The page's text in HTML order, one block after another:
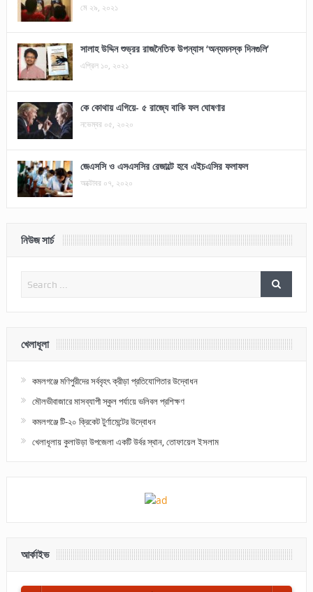
মে ২৯, ২০২১
সালাহ উদ্দিন শুভ্রর রাজনৈতিক উপন্যাস ‘অন্যমনস্ক দিনগুলি’
এপ্রিল ১০, ২০২১
কে কোথায় এগিয়ে- ৫ রাজ্যে বাকি ফল ঘোষণার
নভেম্বর ০৫, ২০২০
জেএসসি ও এসএসসির রেজাল্টে হবে এইচএসির ফলাফল
অক্টোবর ০৭, ২০২০
নিউজ সার্চ
খেলাধূলা
কমলগঞ্জে মণিপুরীদের সর্ববৃহৎ ক্রীড়া প্রতিযোগিতার উদ্বোধন
মৌলভীবাজারে মাসব্যাপী স্কুল পর্যায়ে ভলিবল প্রশিক্ষণ
কমলগঞ্জে টি-২০ ক্রিকেট টুর্ণামেন্টের উদ্বোধন
খেলাধূলায় কুলাউড়া উপজেলা একটি উর্বর স্থান, তোফায়েল ইসলাম
আর্কাইভ